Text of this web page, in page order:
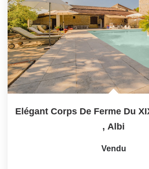
, Albi
Vendu